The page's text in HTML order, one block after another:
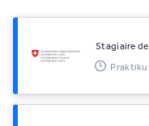
Stagiaire